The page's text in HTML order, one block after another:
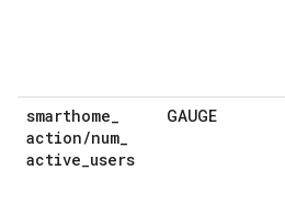
smarthome_
action/num_
active_users
GAUGE